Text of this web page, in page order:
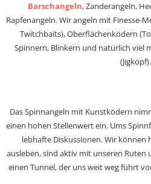
Barschangeln, Zanderangeln,
Rapfenangeln. Wir angeln mit Finesse-
Twitchbaits), Oberflächenködern
Spinnern, Blinkern und natürlich viel
(Jigkopf).
Das Spinnangeln mit Kunstködern
einen hohen Stellenwert ein. Ums
lebhafte Diskussionen. Wir können
ausleben, sind aktiv mit unseren Ruten
einen Tunnel, der uns weit weg führt